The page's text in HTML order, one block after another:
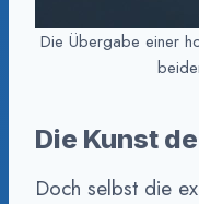
Die Übergabe einer
Die Kunst
Doch selbst die